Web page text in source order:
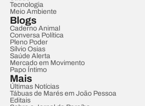
Tecnologia
Meio Ambiente
Blogs
Caderno Animal
Conversa Política
Pleno Poder
Sílvio Osias
Saúde Alerta
Mercado em Movimento
Papo Íntimo
Mais
Últimas Notícias
Tábuas de Marés em João Pessoa
Editais